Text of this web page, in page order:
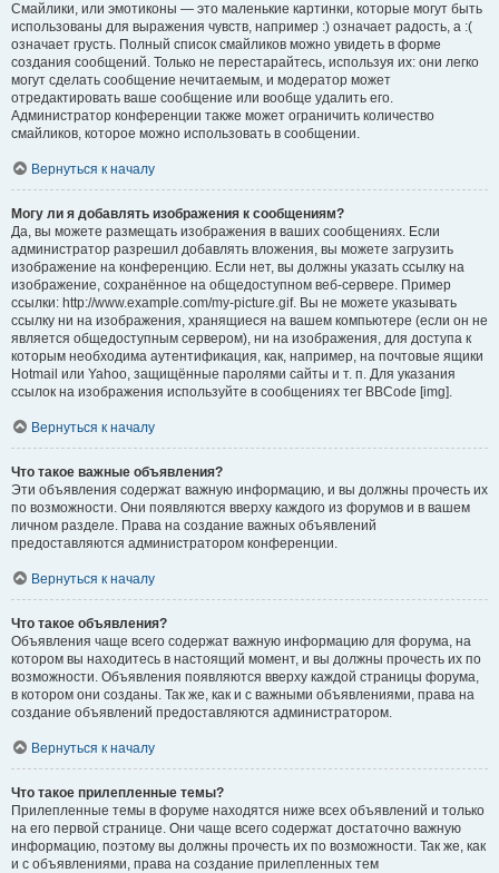
Смайлики, или эмотиконы — это маленькие картинки, которые могут быть
использованы для выражения чувств, например :) означает радость, а :(
означает грусть. Полный список смайликов можно увидеть в форме
создания сообщений. Только не перестарайтесь, используя их: они легко
могут сделать сообщение нечитаемым, и модератор может
отредактировать ваше сообщение или вообще удалить его.
Администратор конференции также может ограничить количество
смайликов, которое можно использовать в сообщении.
Вернуться к началу
Могу ли я добавлять изображения к сообщениям?
Да, вы можете размещать изображения в ваших сообщениях. Если
администратор разрешил добавлять вложения, вы можете загрузить
изображение на конференцию. Если нет, вы должны указать ссылку на
изображение, сохранённое на общедоступном веб-сервере. Пример
ссылки: http://www.example.com/my-picture.gif. Вы не можете указывать
ссылку ни на изображения, хранящиеся на вашем компьютере (если он не
является общедоступным сервером), ни на изображения, для доступа к
которым необходима аутентификация, как, например, на почтовые ящики
Hotmail или Yahoo, защищённые паролями сайты и т. п. Для указания
ссылок на изображения используйте в сообщениях тег BBCode [img].
Вернуться к началу
Что такое важные объявления?
Эти объявления содержат важную информацию, и вы должны прочесть их
по возможности. Они появляются вверху каждого из форумов и в вашем
личном разделе. Права на создание важных объявлений
предоставляются администратором конференции.
Вернуться к началу
Что такое объявления?
Объявления чаще всего содержат важную информацию для форума, на
котором вы находитесь в настоящий момент, и вы должны прочесть их по
возможности. Объявления появляются вверху каждой страницы форума,
в котором они созданы. Так же, как и с важными объявлениями, права на
создание объявлений предоставляются администратором.
Вернуться к началу
Что такое прилепленные темы?
Прилепленные темы в форуме находятся ниже всех объявлений и только
на его первой странице. Они чаще всего содержат достаточно важную
информацию, поэтому вы должны прочесть их по возможности. Так же, как
и с объявлениями, права на создание прилепленных тем